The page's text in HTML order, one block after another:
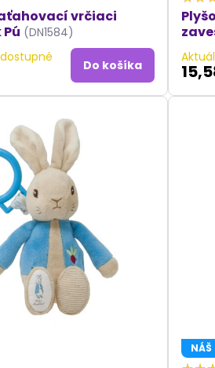
vrčiaci
(DN1584)
Do košíka
NÁŠ